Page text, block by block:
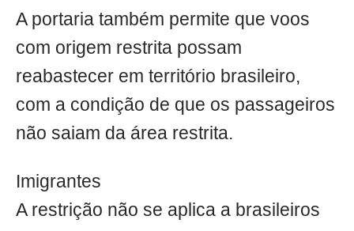
A portaria também permite que voos
com origem restrita possam
reabastecer em território brasileiro,
com a condição de que os passageiros
não saiam da área restrita.
Imigrantes
A restrição não se aplica a brasileiros